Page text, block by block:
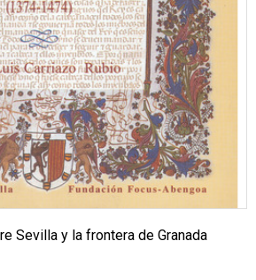
Sevilla y la frontera de Granada